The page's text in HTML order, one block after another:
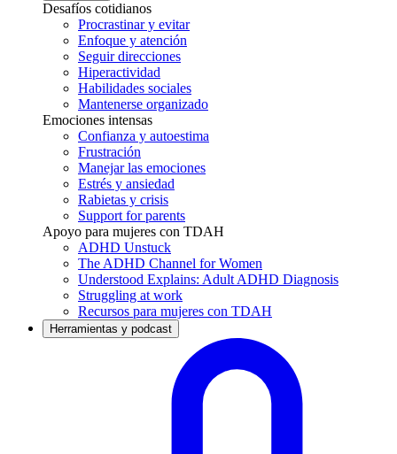
Desafíos cotidianos
Procrastinar y evitar
Enfoque y atención
Seguir direcciones
Hiperactividad
Habilidades sociales
Mantenerse organizado
Emociones intensas
Confianza y autoestima
Frustración
Manejar las emociones
Estrés y ansiedad
Rabietas y crisis
Support for parents
Apoyo para mujeres con TDAH
ADHD Unstuck
The ADHD Channel for Women
Understood Explains: Adult ADHD Diagnosis
Struggling at work
Recursos para mujeres con TDAH
Herramientas y podcast